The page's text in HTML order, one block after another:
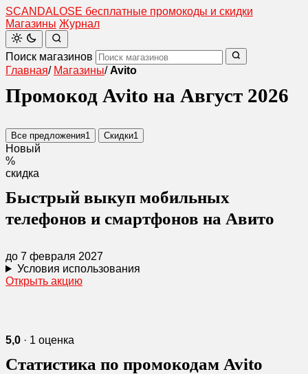
SCANDALOSE бесплатные промокоды и скидки
Магазины Журнал
Поиск магазинов
Главная/ Магазины/ Avito
Промокод Avito на Август 2026
Все предложения1 Скидки1
Новый
%
скидка
Быстрый выкуп мобильных
телефонов и смартфонов на Авито
до 7 февраля 2027
Условия использования
Открыть акцию
5,0 · 1 оценка
Статистика по промокодам Avito